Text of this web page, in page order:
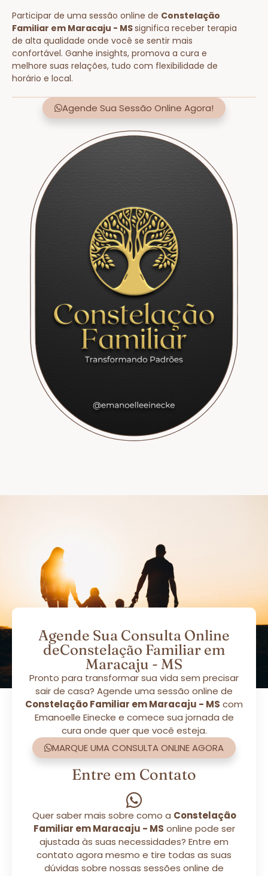
Participar de uma sessão online de Constelação
Familiar em Maracaju - MSsignifica receber terapia
de alta qualidade onde você se sentir mais
confortável. Ganhe insights, promova a cura e
melhore suas relações, tudo com flexibilidade de
horário e local.
Agende Sua Sessão Online Agora!
Agende Sua Consulta Online
deConstelação Familiar em
Maracaju - MS
Pronto para transformar sua vida sem precisar
sair de casa? Agende uma sessão online de
Constelação Familiar em Maracaju - MS com
Emanoelle Einecke e comece sua jornada de
cura onde quer que você esteja.
MARQUE UMA CONSULTA ONLINE AGORA
Entre em Contato
Quer saber mais sobre como a Constelação
Familiar em Maracaju - MS online pode ser
ajustada às suas necessidades? Entre em
contato agora mesmo e tire todas as suas
dúvidas sobre nossas sessões online de